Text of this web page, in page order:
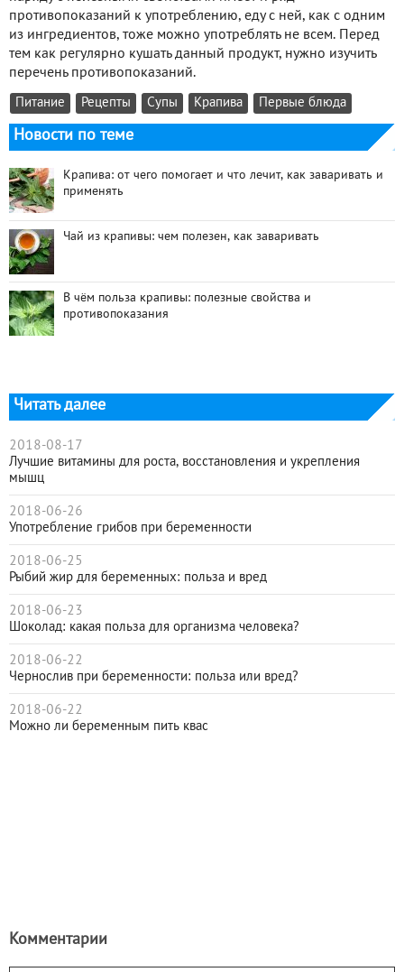
противопоказаний к употреблению, еду с ней, как с одним
из ингредиентов, тоже можно употреблять не всем. Перед
тем как регулярно кушать данный продукт, нужно изучить
перечень противопоказаний.
Питание Рецепты Супы Крапива Первые блюда
Новости по теме
Крапива: от чего помогает и что лечит, как заваривать и
применять
Чай из крапивы: чем полезен, как заваривать
В чём польза крапивы: полезные свойства и
противопоказания
Читать далее
2018-08-17
Лучшие витамины для роста, восстановления и укрепления
мышц
2018-06-26
Употребление грибов при беременности
2018-06-25
Рыбий жир для беременных: польза и вред
2018-06-23
Шоколад: какая польза для организма человека?
2018-06-22
Чернослив при беременности: польза или вред?
2018-06-22
Можно ли беременным пить квас
Комментарии